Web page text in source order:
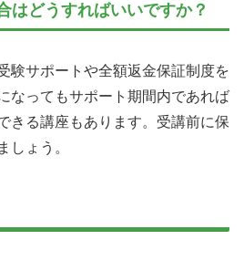
はどうすればいいですか？
験サポートや全額返金保証制度を
なってもサポート期間内であれば
きる講座もあります。受講前に保
しょう。